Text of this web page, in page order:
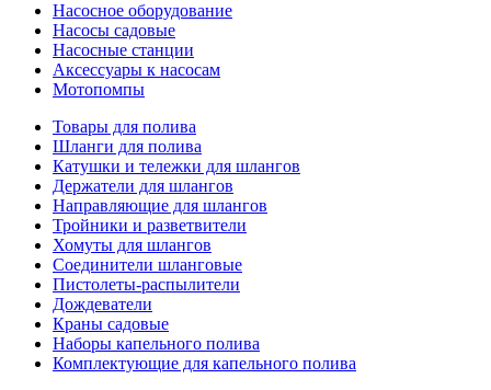
Насосное оборудование
Насосы садовые
Насосные станции
Аксессуары к насосам
Мотопомпы
Товары для полива
Шланги для полива
Катушки и тележки для шлангов
Держатели для шлангов
Направляющие для шлангов
Тройники и разветвители
Хомуты для шлангов
Соединители шланговые
Пистолеты-распылители
Дождеватели
Краны садовые
Наборы капельного полива
Комплектующие для капельного полива